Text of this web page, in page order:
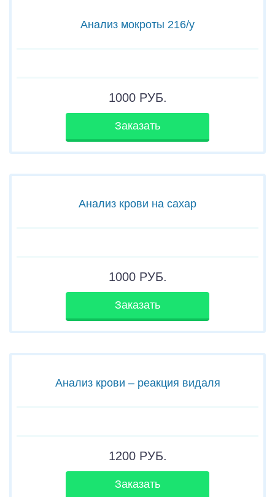
Анализ мокроты 216/у
1000РУБ.
Заказать
Анализ крови на сахар
1000РУБ.
Заказать
Анализ крови – реакция видаля
1200РУБ.
Заказать